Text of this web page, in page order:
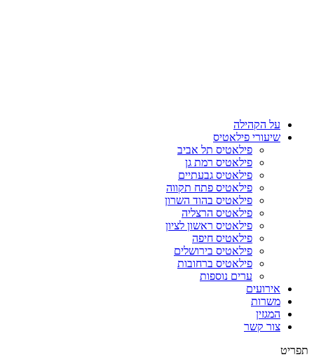
על הקהילה
שיעורי פילאטיס
פילאטיס תל אביב
פילאטיס רמת גן
פילאטיס גבעתיים
פילאטיס פתח תקווה
פילאטיס בהוד השרון
פילאטיס הרצליה
פילאטיס ראשון לציון
פילאטיס חיפה
פילאטיס בירושלים
פילאטיס ברחובות
ערים נוספות
אירועים
משרות
המגזין
צור קשר
תפריט